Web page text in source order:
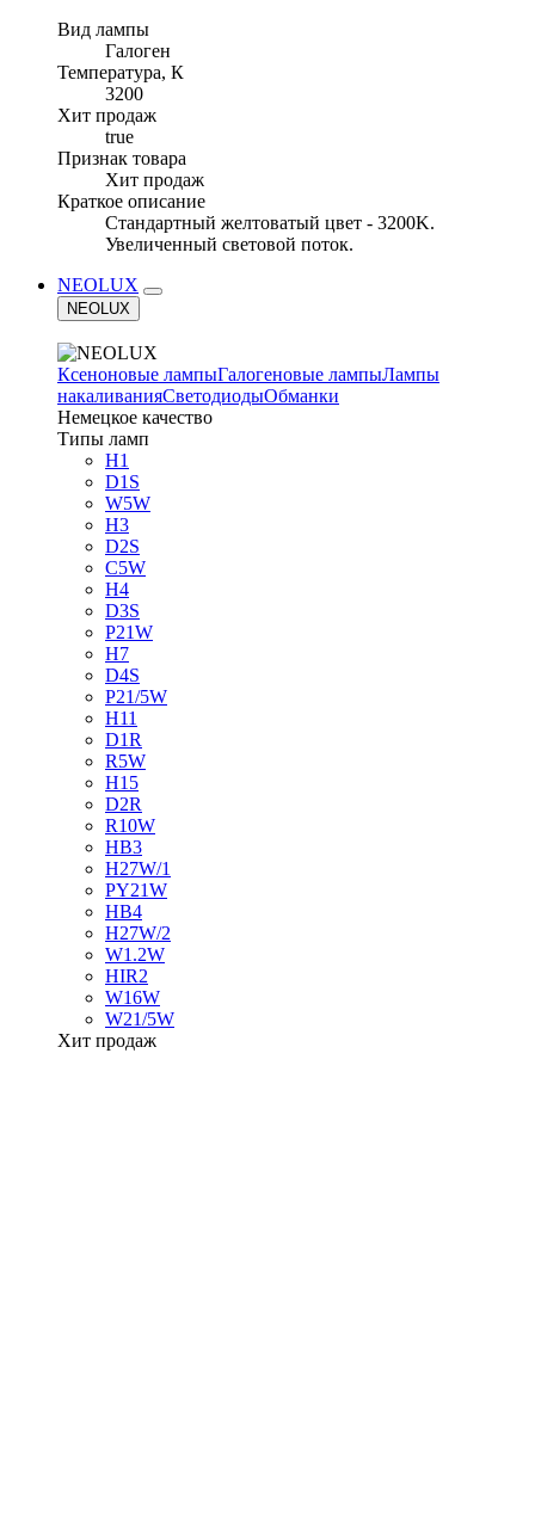
Вид лампы
Галоген
Температура, К
3200
Хит продаж
true
Признак товара
Хит продаж
Краткое описание
Стандартный желтоватый цвет - 3200K.
Увеличенный световой поток.
NEOLUX
NEOLUX
Ксеноновые лампыГалогеновые лампыЛампы
накаливанияСветодиодыОбманки
Немецкое качество
Типы ламп
H1
D1S
W5W
H3
D2S
C5W
H4
D3S
P21W
H7
D4S
P21/5W
H11
D1R
R5W
H15
D2R
R10W
HB3
H27W/1
PY21W
HB4
H27W/2
W1.2W
HIR2
W16W
W21/5W
Хит продаж